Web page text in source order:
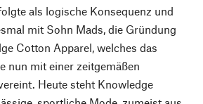
als logische Konsequenz und
mit Sohn Mads, die Gründung
Cotton Apparel, welches das
nun mit einer zeitgemäßen
Heute steht Knowledge